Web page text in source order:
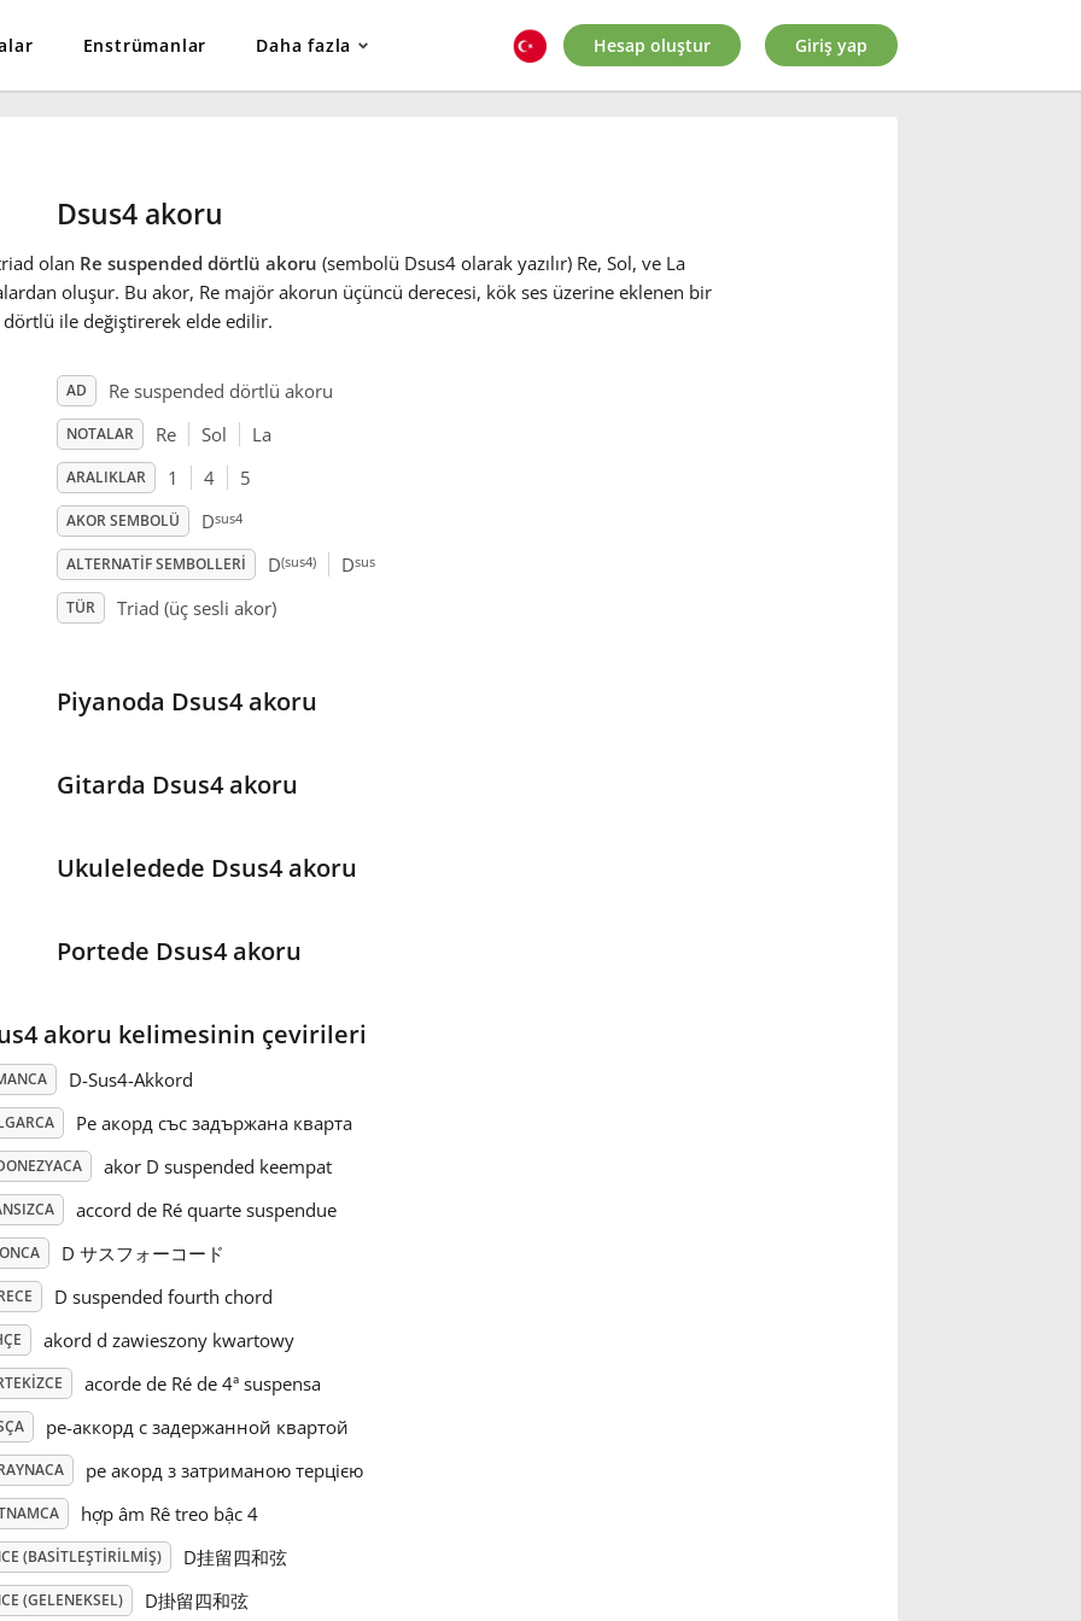
Enstrümanlar Daha fazla Hesap oluştur Giriş yap
Dsus4 akoru
olan Re suspended dörtlü akoru (sembolü Dsus4 olarak yazılır) Re, Sol, ve La
oluşur. Bu akor, Re majör akorun üçüncü derecesi, kök ses üzerine eklenen bir
ile değiştirerek elde edilir.
AD Re suspended dörtlü akoru
NOTALAR Re Sol La
ARALIKLAR 1 4 5
AKOR SEMBOLÜ Dsus4
ALTERNATIF SEMBOLLERI D(sus4) Dsus
TÜR Triad (üç sesli akor)
Piyanoda Dsus4 akoru
Gitarda Dsus4 akoru
Ukuleledede Dsus4 akoru
Portede Dsus4 akoru
akoru kelimesinin çevirileri
D-Sus4-Akkord
Ре акорд със задържана кварта
akor D suspended keempat
accord de Ré quarte suspendue
D サスフォーコード
D suspended fourth chord
akord d zawieszony kwartowy
acorde de Ré de 4ª suspensa
ре-аккорд с задержанной квартой
ре акорд з затриманою терцією
hợp âm Rê treo bậc 4
(BASITLEŞTIRILMIŞ) D挂留四和弦
(GELENEKSEL) D掛留四和弦